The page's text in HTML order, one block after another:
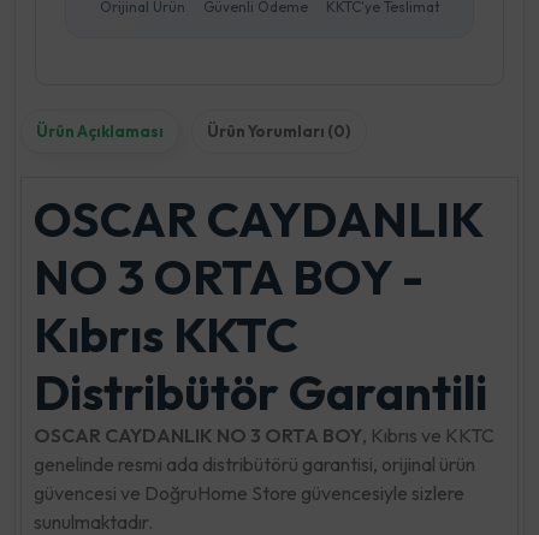
Orijinal Ürün Güvenli Ödeme KKTC'ye Teslimat
Ürün Açıklaması Ürün Yorumları (0)
OSCAR CAYDANLIK
NO 3 ORTA BOY -
Kıbrıs KKTC
Distribütör Garantili
OSCAR CAYDANLIK NO 3 ORTA BOY, Kıbrıs ve KKTC
genelinde resmi ada distribütörü garantisi, orijinal ürün
güvencesi ve DoğruHome Store güvencesiyle sizlere
sunulmaktadır.